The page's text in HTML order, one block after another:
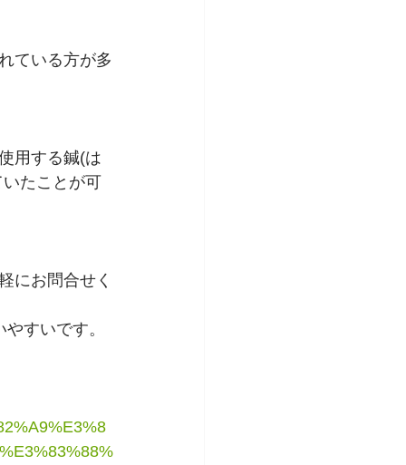
ている方が多
用する鍼(は
たことが可
にお問合せく
すいです。